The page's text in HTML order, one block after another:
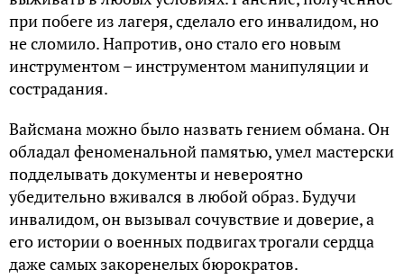
при побеге из лагеря, сделало его инвалидом, но
не сломило. Напротив, оно стало его новым
инструментом – инструментом манипуляции и
сострадания.
Вайсмана можно было назвать гением обмана. Он
обладал феноменальной памятью, умел мастерски
подделывать документы и невероятно
убедительно вживался в любой образ. Будучи
инвалидом, он вызывал сочувствие и доверие, а
его истории о военных подвигах трогали сердца
даже самых закоренелых бюрократов.